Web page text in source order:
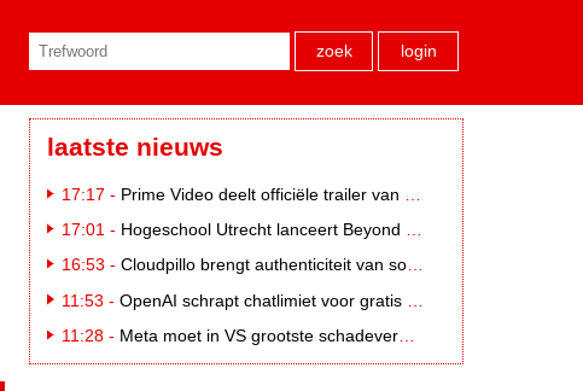
zoek login
laatste nieuws
17:17 - Prime Video deelt officiële trailer van L*VE KLEINE
17:01 - Hogeschool Utrecht lanceert Beyond Campus binnen International Creative Business
16:53 - Cloudpillo brengt authenticiteit van social naar tv
11:53 - OpenAI schrapt chatlimiet voor gratis ChatGPT-gebruikers
11:28 - Meta moet in VS grootste schadevergoeding ooit betalen: 567 miljoen dollar